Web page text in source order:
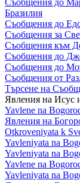
Бразилия
Съобщения до
Съобщения за
Съобщения към
Съобщения до
Съобщения до
Съобщения от
Търсене на
Явления на Исус
Yavlene na
Явления на
Otkroveniyata k
Yavleniyata na
Yavleniyata na
Yavlene na
Yavleniyata na